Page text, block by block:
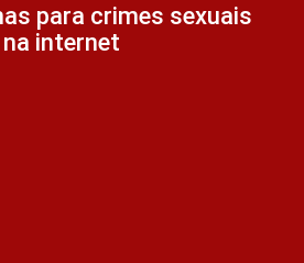
para crimes sexuais
internet